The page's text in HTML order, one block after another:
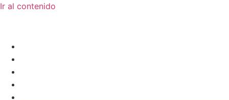
Ir al contenido